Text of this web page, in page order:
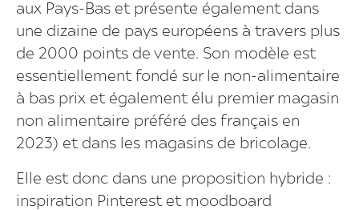
aux Pays-Bas et présente également dans
une dizaine de pays européens à travers plus
de 2000 points de vente. Son modèle est
essentiellement fondé sur le non-alimentaire
à bas prix et également élu premier magasin
non alimentaire préféré des français en
2023) et dans les magasins de bricolage.
Elle est donc dans une proposition hybride :
inspiration Pinterest et moodboard